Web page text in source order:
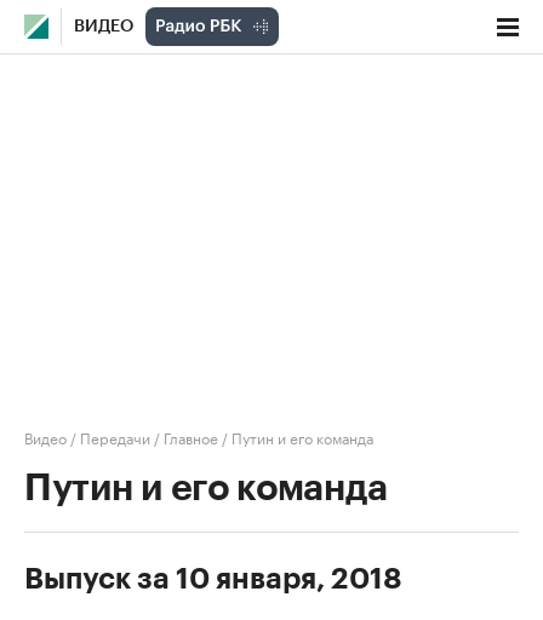
ВИДЕО
Видео / Передачи / Главное / Путин и его команда
Путин и его команда
Выпуск за 10 января, 2018